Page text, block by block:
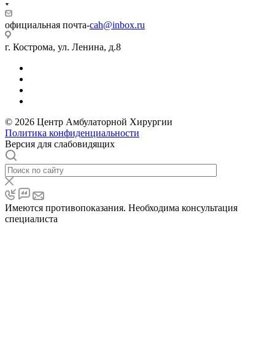
официальная почта-cah@inbox.ru
г. Кострома, ул. Ленина, д.8
© 2026 Центр Амбулаторной Хирургии
Политика конфиденциальности
Версия для слабовидящих
Имеются противопоказания. Необходима консультация
специалиста